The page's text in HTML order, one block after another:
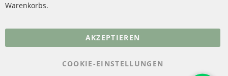
Warenkorbs.
AKZEPTIEREN
COOKIE-EINSTELLUNGEN